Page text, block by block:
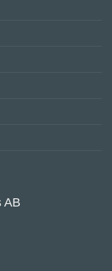
AB